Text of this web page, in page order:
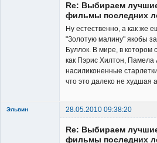
Re: Выбираем
фильмы последних
Ну естественно, а как же
"Золотую малину" якобы
Буллок. В мире, в котором
как Пэрис Хилтон, Памела
насиликоненные
что это далеко не худшая
Эльвин 28.05.2010 09:38:20
Re: Выбираем
фильмы последних